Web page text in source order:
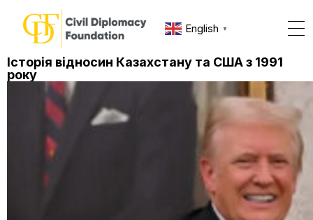
English ▼
Історія відносин Казахстану та США з 1991
року